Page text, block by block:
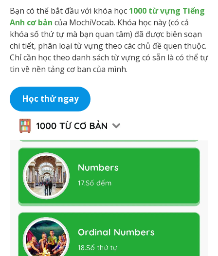
Bạn có thể bắt đầu với khóa học 1000 từ vựng Tiếng
Anh cơ bản của MochiVocab. Khóa học này (có cả
khóa số thứ tự mà bạn quan tâm) đã được biên soạn
chi tiết, phân loại từ vựng theo các chủ đề quen thuộc.
Chỉ cần học theo danh sách từ vựng có sẵn là có thể tự
tin về nền tảng cơ ban của mình.
Học thử ngay